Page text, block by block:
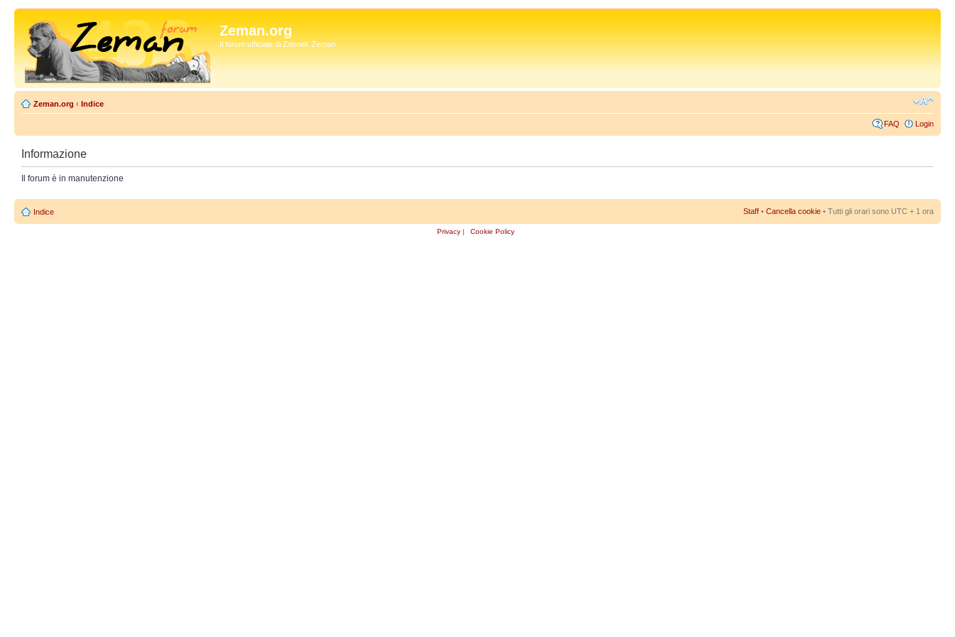
Zeman.org
Il forum ufficiale di Zdenek Zeman
Zeman.org ‹ Indice
FAQ Login
Informazione
Il forum è in manutenzione
Indice Staff • Cancella cookie • Tutti gli orari sono UTC + 1 ora
Privacy | Cookie Policy